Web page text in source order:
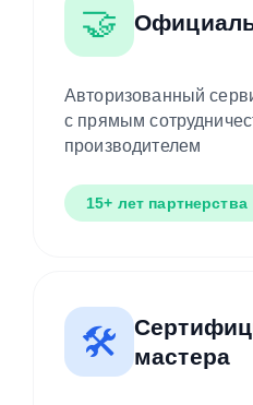
🤝
Авторизованный
с прямым
производителем
15+ лет партнерства
🛠️
мастера